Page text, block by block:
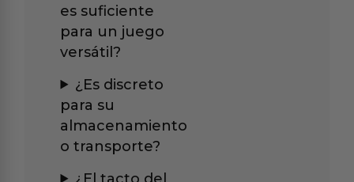
es suficiente
para un juego
versátil?
¿Es discreto
para su
almacenamiento
o transporte?